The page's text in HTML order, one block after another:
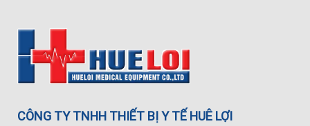
CÔNG TY TNHH THIẾT BỊ Y TẾ HUÊ LỢI